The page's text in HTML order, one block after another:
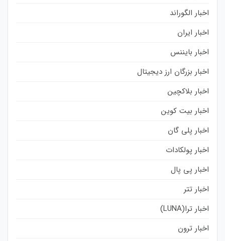
اخبار الگوراند
اخبار ایران
اخبار بایننس
اخبار بزرگان ارز دیجیتال
اخبار بلاکچین
اخبار بیت کوین
اخبار پلی گان
اخبار پولکادات
اخبار پی پال
اخبار تتر
اخبار ترا(LUNA)
اخبار ترون